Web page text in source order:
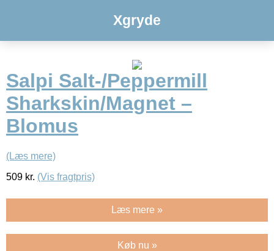
Xgryde
Salpi Salt-/Peppermill
Sharkskin/Magnet –
Blomus
(Læs mere)
509 kr. (Vis fragtpris)
Læs mere »
Køb nu »